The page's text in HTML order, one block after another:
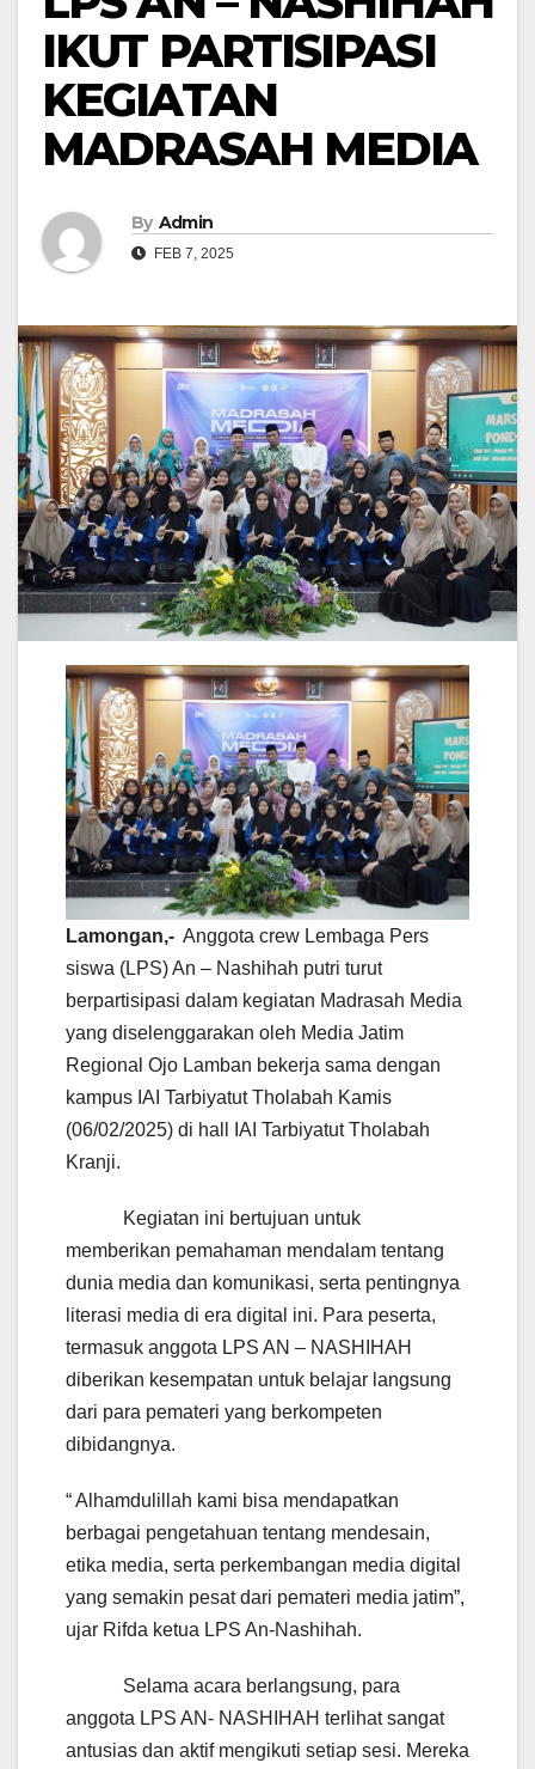
IKUT PARTISIPASI
KEGIATAN
MADRASAH MEDIA
By Admin
FEB 7, 2025
Lamongan,- Anggota crew Lembaga Pers
siswa (LPS) An – Nashihah putri turut
berpartisipasi dalam kegiatan Madrasah Media
yang diselenggarakan oleh Media Jatim
Regional Ojo Lamban bekerja sama dengan
kampus IAI Tarbiyatut Tholabah Kamis
(06/02/2025) di hall IAI Tarbiyatut Tholabah
Kranji.
Kegiatan ini bertujuan untuk
memberikan pemahaman mendalam tentang
dunia media dan komunikasi, serta pentingnya
literasi media di era digital ini. Para peserta,
termasuk anggota LPS AN – NASHIHAH
diberikan kesempatan untuk belajar langsung
dari para pemateri yang berkompeten
dibidangnya.
“ Alhamdulillah kami bisa mendapatkan
berbagai pengetahuan tentang mendesain,
etika media, serta perkembangan media digital
yang semakin pesat dari pemateri media jatim”,
ujar Rifda ketua LPS An-Nashihah.
Selama acara berlangsung, para
anggota LPS AN- NASHIHAH terlihat sangat
antusias dan aktif mengikuti setiap sesi. Mereka